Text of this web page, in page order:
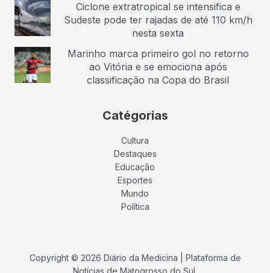
Ciclone extratropical se intensifica e
Sudeste pode ter rajadas de até 110 km/h
nesta sexta
Marinho marca primeiro gol no retorno
ao Vitória e se emociona após
classificação na Copa do Brasil
Catégorias
Cultura
Destaques
Educação
Esportes
Mundo
Política
Copyright © 2026 Diário da Medicina | Plataforma de